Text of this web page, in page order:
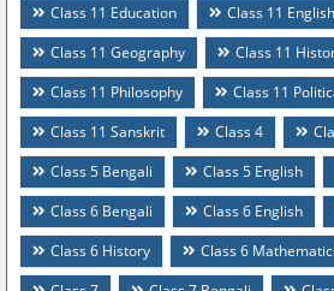
Class 11 Education
Class 11 English
Class 11 Geography
Class 11
Class 11 Philosophy
Class 11
Class 11 Sanskrit
Class 4
Class 5 Bengali
Class 5 English
Class 6 Bengali
Class 6 English
Class 6 History
Class 6